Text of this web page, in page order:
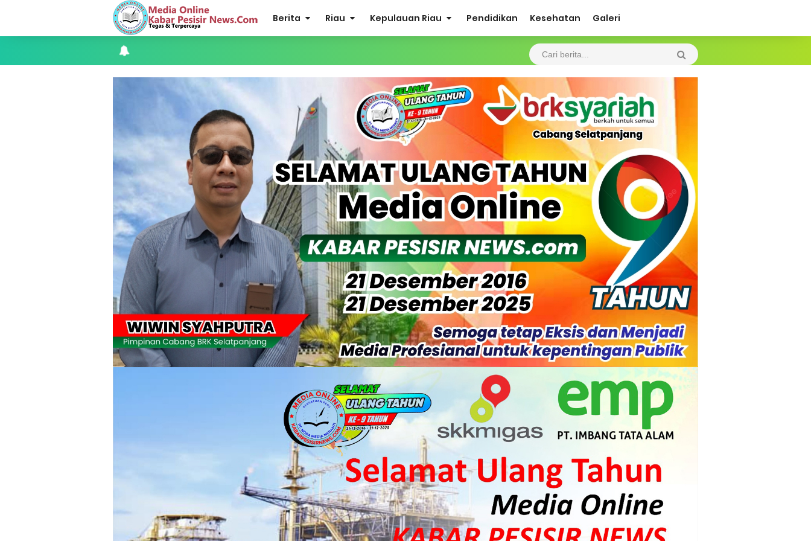
Berita Riau Kepulauan Riau Pendidikan Kesehatan Galeri
Danposal Selatpanjang BersamaPersonel Pos TNI Angkatan Laut (Posal) Selatpanjang melaksanakan kegiatan sosial berupa pengecatan
dua unit rumah warga di kawasan nelayan
LAMR Kepulauan Meranti Apresiasi Ekspedisi Merah Putih Presisi Polda Riau yang Bernuansa Melayu
Ekspedisi merah putih presisi,polda riau tembus pulau rangsang,hadirkan negara di teras NKRI
Dukung Swasembada Pangan Nasional, Polsek Merbau Sambangi Petani Umbi di Desa Mayang Sari.
Empat ( 4 ) Orang Putra Terbaik Maju Bacalon Kades Baran Melintang
Bhabinkamtibmas Desa Banglas Cek Budidaya Tambak Udang Warga, Diperkirakan 60.000 Ekor
Tiga Orang Putra Terbaik Desa Alah air Maju Bacalon Kades Alah air Kecamatan Tebing tinggi Berjalan lancar
LAMR Kepulauan Meranti dan Bawaslu Bakal Laksanakan Kerja Sama Menyambut Pemilu 2029
Perayaan HUT ke 14, PP IWO Bagikan Bea Siswa Untuk 8 Siswa SD Muhammadiyah 16 Jaksel
Mantan Wakil Ketua DPRD Riau Dukung Penuh Penerbitan Buku Sejarah Perjuangan Lahirnya Kabupaten Kepulauan MerantiMERANTI –
Apel Siaga Karhutla 2026 Digelar di Sabak Auh, Polsek dan Forkopimcam Perkuat Kesiapsiagaan Cegah Kebakaran
Musyawarah LAM Ke-3 Tualang Sukses, Zulkifli Z (Nomor Urut 1) Resmi Terpilih Pimpin Lembaga Adat
Kapolres Kepulauan Meranti Perkuat Sinergi Jelang Ekspedisi Merah Putih Presisi Polda Riau.
Teluk Belitung Bagaikan Kota Mati Disaat Listrik Diberlakukan Pemadaman Secara Bergilir, Mesin 600 kW Diharapkan Jadi Solusi.
F-PETIR Desak Pemkab Lingga Segera Buka Solusi Tambang Timah Rakyat: Jangan Hanya di Laut yang Beroperasi, Tambang Timah di Darat